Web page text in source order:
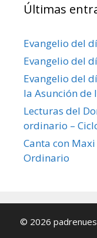
Últimas
Evangelio del
Evangelio del
Evangelio del
la Asunción de
Lecturas del
ordinario –
Canta con
Ordinario
© 2026